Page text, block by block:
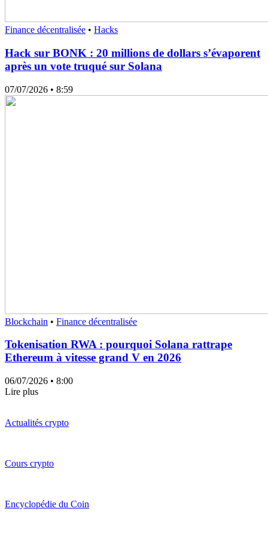
Finance décentralisée • Hacks
Hack sur BONK : 20 millions de dollars s’évaporent
après un vote truqué sur Solana
07/07/2026 • 8:59
Blockchain • Finance décentralisée
Tokenisation RWA : pourquoi Solana rattrape
Ethereum à vitesse grand V en 2026
06/07/2026 • 8:00
Lire plus
Actualités crypto
Cours crypto
Encyclopédie du Coin